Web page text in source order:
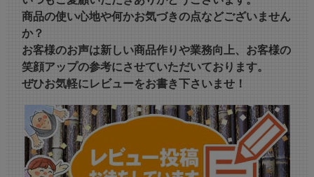
商品の使い心地や何かお気づきの点などございません
か？
お客様のお声は新しい商品作りや業務向上、お客様の
笑顔アップの参考にさせていただいております。
ぜひお気軽にレビューをお書き下さいませ！